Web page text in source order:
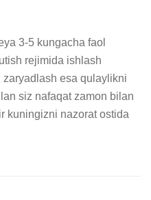
3-5 kungacha faol
rejimida ishlash
esa qulaylikni
siz nafaqat zamon bilan
kuningizni nazorat ostida